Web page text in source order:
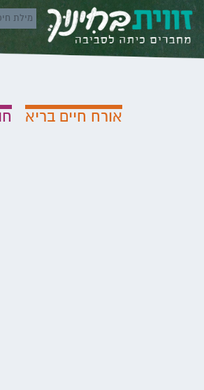
Skip to content
אורח חיים בריא